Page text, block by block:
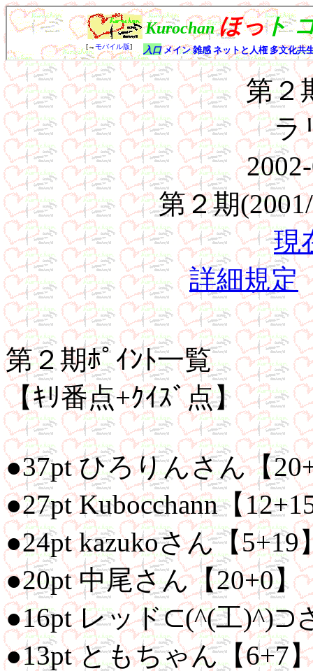
第２
ラ
第２期
現
詳細規定
第２期ﾎﾟｲﾝﾄ一覧
【ｷﾘ番点+ｸｲｽﾞ点】
●37pt ひろりんさん【
●27pt Kubocchann【
●24pt kazukoさん【5+19
●20pt 中尾さん【20+0】
●16pt レッド⊂(^(工)^)⊃
●13pt ともちゃん【6+7